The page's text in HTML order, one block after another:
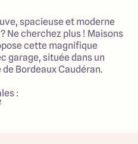
spacieuse et moderne
Ne cherchez plus ! Maisons
cette magnifique
garage, située dans un
Bordeaux Caudéran.
: